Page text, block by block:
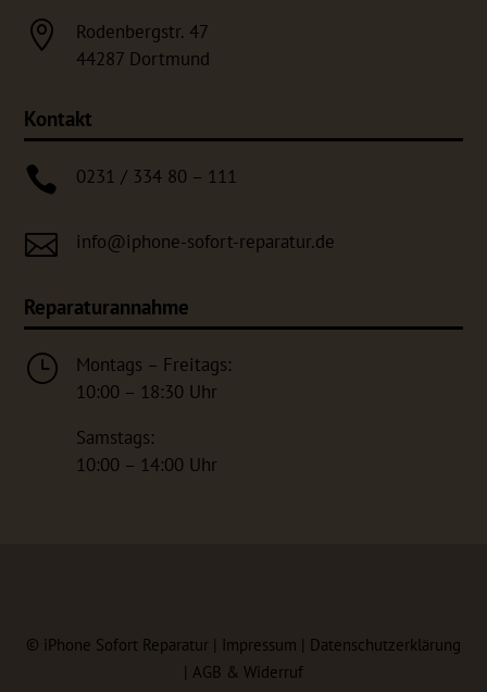

Rodenbergstr. 47
44287 Dortmund
Kontakt
 0231 / 334 80 – 111
 info@iphone-sofort-reparatur.de
Reparaturannahme
}
Montags – Freitags:
10:00 – 18:30 Uhr
Samstags:
10:00 – 14:00 Uhr
© iPhone Sofort Reparatur | Impressum | Datenschutzerklärung
| AGB & Widerruf